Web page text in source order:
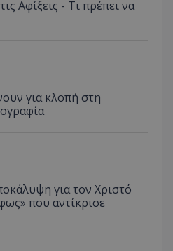
Αφίξεις - Τι πρέπει να
για κλοπή στη
για τον Χριστό
που αντίκρισε